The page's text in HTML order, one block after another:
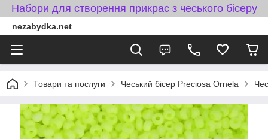
Набори для створення прикрас з чеського бісеру
nezabydka.net
Товари та послуги Чеський бісер Preciosa Ornela